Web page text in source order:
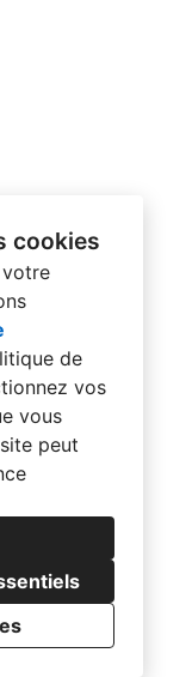
cookies
de
vos
vous
peut